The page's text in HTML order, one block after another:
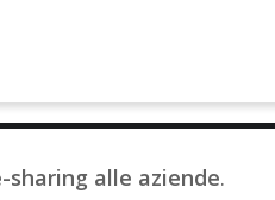
sharing alle aziende.